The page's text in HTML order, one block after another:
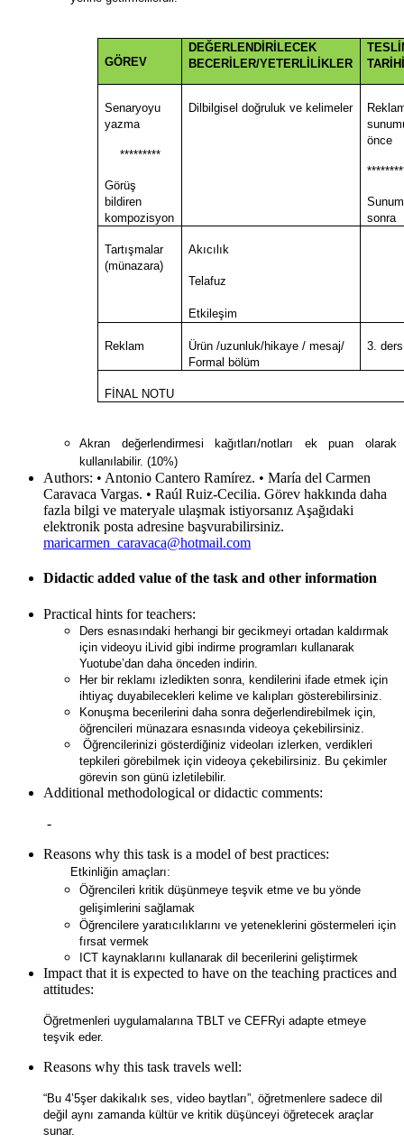
GÖREV
DEĞERLENDİRİLECEK
BECERİLER/YETERLİLİKLER
Senaryoyu
yazma
*********
Görüş
bildiren
kompozisyon
Dilbilgisel doğruluk ve kelimeler
önce
sonra
Tartışmalar
(münazara)
Akıcılık
Telafuz
Etkileşim
Reklam
Ürün /uzunluk/hikaye / mesaj/
Formal bölüm
3. ders
FİNAL NOTU
Akran değerlendirmesi kağıtları/notları ek puan olarak
kullanılabilir. (10%)
Authors: • Antonio Cantero Ramírez. • María del Carmen
Caravaca Vargas. • Raúl Ruiz-Cecilia. Görev hakkında daha
fazla bilgi ve materyale ulaşmak istiyorsanız Aşağıdaki
elektronik posta adresine başvurabilirsiniz.
maricarmen_caravaca@hotmail.com
Didactic added value of the task and other information
Practical hints for teachers:
Ders esnasındaki herhangi bir gecikmeyi ortadan kaldırmak
için videoyu iLivid gibi indirme programları kullanarak
Yuotube’dan daha önceden indirin.
Her bir reklamı izledikten sonra, kendilerini ifade etmek için
ihtiyaç duyabilecekleri kelime ve kalıpları gösterebilirsiniz.
Konuşma becerilerini daha sonra değerlendirebilmek için,
öğrencileri münazara esnasında videoya çekebilirsiniz.
Öğrencilerinizi gösterdiğiniz videoları izlerken, verdikleri
tepkileri görebilmek için videoya çekebilirsiniz. Bu çekimler
görevin son günü izletilebilir.
Additional methodological or didactic comments:
-
Reasons why this task is a model of best practices:
Etkinliğin amaçları:
Öğrencileri kritik düşünmeye teşvik etme ve bu yönde
gelişimlerini sağlamak
Öğrencilere yaratıcılıklarını ve yeteneklerini göstermeleri için
fırsat vermek
ICT kaynaklarını kullanarak dil becerilerini geliştirmek
Impact that it is expected to have on the teaching practices and
attitudes:
Öğretmenleri uygulamalarına TBLT ve CEFRyi adapte etmeye
teşvik eder.
Reasons why this task travels well:
“Bu 4’5şer dakikalık ses, video baytları”, öğretmenlere sadece dil
değil aynı zamanda kültür ve kritik düşünceyi öğretecek araçlar
sunar.